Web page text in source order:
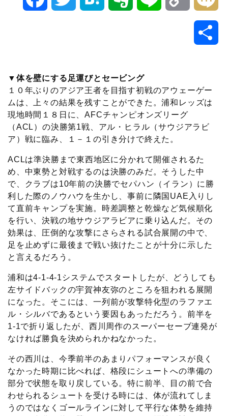
b
o
o
k
t
e
n
a
n
o
t
e
o
k
▼体を壁にする足運びとセービング
１０年ぶりのアジア王者を目指す初戦のアウェーゲー
ムは、上々の結果を残すことができた。浦和レッズは
現地時間１８日に、AFCチャンピオンズリーグ
（ACL）の決勝第1戦、アル・ヒラル（サウジアラビ
ア）戦に臨み、１－１の引き分けで終えた。
ACLは準決勝まで東西地区に分かれて開催されるた
め、中東勢と対戦するのは決勝のみだ。そうした中
で、クラブは10年前の決勝でセパハン（イラン）に勝
利した際のノウハウを生かし、事前に隣国UAE入りし
て直前キャンプを実施。時差調整と乾燥など気候順化
を行い、決戦の地サウジアラビアに乗り込んだ。その
効果は、圧倒的な攻撃にさらされる試合展開の中で、
足を止めずに最後まで戦い抜けたことが十分に示した
と言えるだろう。
浦和は4-1-4-1システムでスタートしたが、どうしても
左サイドバックの宇賀神友弥のところを狙われる展開
になった。そこには、一列前が攻撃特化型のラファエ
ル・シルバであるという要因もあっただろう。前半を
1-1で折り返したが、西川周作のスーパーセーブ連発が
なければ勝負を決められかねなかった。
その西川は、今季前半のあまりパフォーマンスが良く
なかった時期に比べれば、格段にシュートへの準備の
部分で状態を取り戻している。特に前半、目の前で合
わせられるシュートを受ける時には、体が流れてしま
うのではなくゴールラインに対して平行な体勢を維持